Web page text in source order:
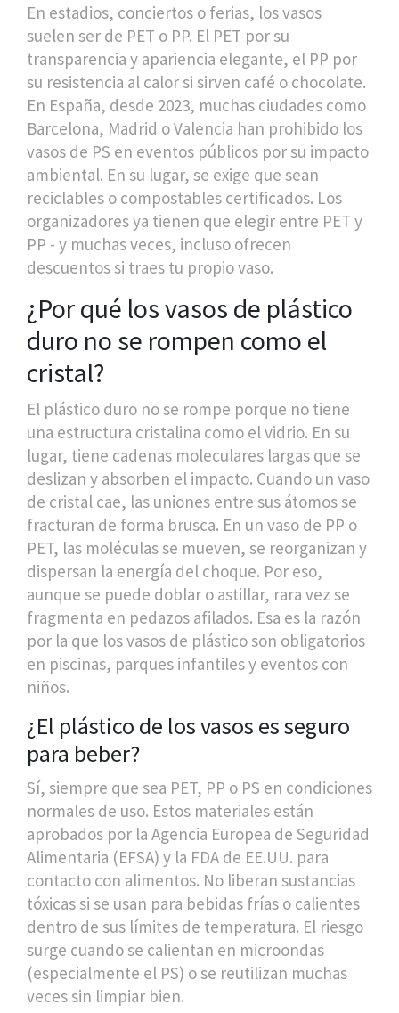
En estadios, conciertos o ferias, los vasos
suelen ser de PET o PP. El PET por su
transparencia y apariencia elegante, el PP por
su resistencia al calor si sirven café o chocolate.
En España, desde 2023, muchas ciudades como
Barcelona, Madrid o Valencia han prohibido los
vasos de PS en eventos públicos por su impacto
ambiental. En su lugar, se exige que sean
reciclables o compostables certificados. Los
organizadores ya tienen que elegir entre PET y
PP - y muchas veces, incluso ofrecen
descuentos si traes tu propio vaso.
¿Por qué los vasos de plástico
duro no se rompen como el
cristal?
El plástico duro no se rompe porque no tiene
una estructura cristalina como el vidrio. En su
lugar, tiene cadenas moleculares largas que se
deslizan y absorben el impacto. Cuando un vaso
de cristal cae, las uniones entre sus átomos se
fracturan de forma brusca. En un vaso de PP o
PET, las moléculas se mueven, se reorganizan y
dispersan la energía del choque. Por eso,
aunque se puede doblar o astillar, rara vez se
fragmenta en pedazos afilados. Esa es la razón
por la que los vasos de plástico son obligatorios
en piscinas, parques infantiles y eventos con
niños.
¿El plástico de los vasos es seguro
para beber?
Sí, siempre que sea PET, PP o PS en condiciones
normales de uso. Estos materiales están
aprobados por la Agencia Europea de Seguridad
Alimentaria (EFSA) y la FDA de EE.UU. para
contacto con alimentos. No liberan sustancias
tóxicas si se usan para bebidas frías o calientes
dentro de sus límites de temperatura. El riesgo
surge cuando se calientan en microondas
(especialmente el PS) o se reutilizan muchas
veces sin limpiar bien.